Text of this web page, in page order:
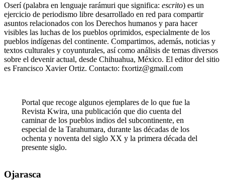
Oserí (palabra en lenguaje rarámuri que significa: escrito) es un
ejercicio de periodismo libre desarrollado en red para compartir
asuntos relacionados con los Derechos humanos y para hacer
visibles las luchas de los pueblos oprimidos, especialmente de los
pueblos indígenas del continente. Compartimos, además, noticias y
textos culturales y coyunturales, así como análisis de temas diversos
sobre el devenir actual, desde Chihuahua, México. El editor del sitio
es Francisco Xavier Ortiz. Contacto: fxortiz@gmail.com
Portal que recoge algunos ejemplares de lo que fue la
Revista Kwira, una publicación que dio cuenta del
caminar de los pueblos indios del subcontinente, en
especial de la Tarahumara, durante las décadas de los
ochenta y noventa del siglo XX y la primera década del
presente siglo.
Ojarasca